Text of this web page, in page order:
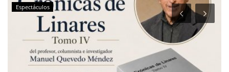
Espectáculos